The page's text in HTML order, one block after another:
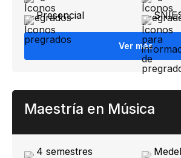
Presencial
Ver más
Maestría en Música
4 semestres